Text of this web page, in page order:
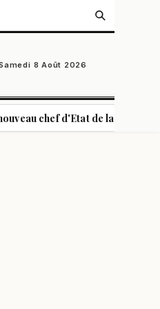
8 Août 2026
d'Etat de la Colombie